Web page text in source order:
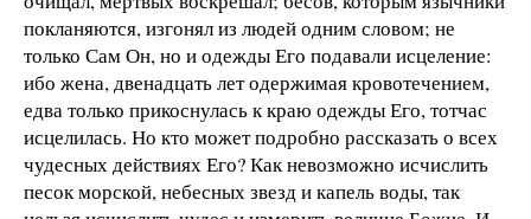
покланяются, изгонял из людей одним словом; не
только Сам Он, но и одежды Его подавали исцеление:
ибо жена, двенадцать лет одержимая кровотечением,
едва только прикоснулась к краю одежды Его, тотчас
исцелилась. Но кто может подробно рассказать о всех
чудесных действиях Его? Как невозможно исчислить
песок морской, небесных звезд и капель воды, так